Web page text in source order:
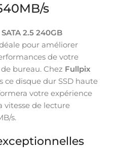
s
2.5 240GB
pour améliorer
de votre
bureau. Chez Fullpix
ce disque dur SSD haute
votre expérience
vitesse de lecture
s.